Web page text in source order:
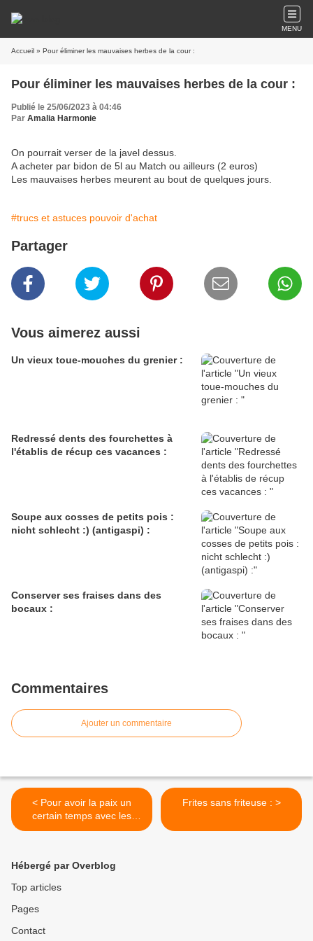
MENU
Accueil » Pour éliminer les mauvaises herbes de la cour :
Pour éliminer les mauvaises herbes de la cour :
Publié le 25/06/2023 à 04:46
Par Amalia Harmonie
On pourrait verser de la javel dessus.
A acheter par bidon de 5l au Match ou ailleurs (2 euros)
Les mauvaises herbes meurent au bout de quelques jours.
#trucs et astuces pouvoir d'achat
Partager
Vous aimerez aussi
Un vieux toue-mouches du grenier :
Redressé dents des fourchettes à
l'établis de récup ces vacances :
Soupe aux cosses de petits pois :
nicht schlecht :) (antigaspi) :
Conserver ses fraises dans des
bocaux :
Commentaires
Ajouter un commentaire
< Pour avoir la paix un
certain temps avec les
bouffées de chaleur :
Frites sans friteuse : >
Hébergé par Overblog
Top articles
Pages
Contact